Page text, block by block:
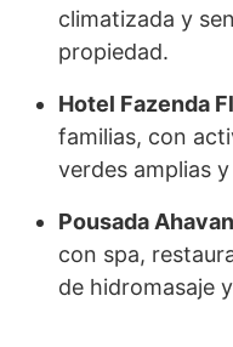
climatizada y
propiedad.
Hotel Fazenda
familias, con
verdes amplias
Pousada
con spa,
de hidromasaje